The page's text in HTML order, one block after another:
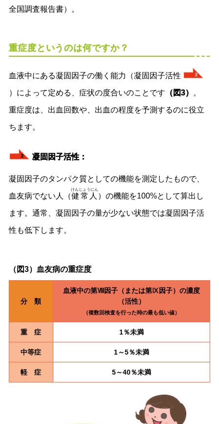
全国調査報告書）。
重症度というのは何ですか？
血液中にある凝固因子の働く能力（凝固因子活性 2
）によって定める、症状の度合いのことです （図3） 。
重症度は、出血回数や、出血の程度を予測するのに役立
ちます。
2 凝固因子活性：
凝固因子のタンパク質としての機能を測定したもので、
血友病でない人（健常人
けんじょうにん
）の機能を100%として算出し
ます。通常、凝固因子の量が少ない状態では凝固因子活
性も低下します。
（図3）血友病の重症度
分 類
血液中の第Ⅷ因子（または第Ⅸ因子）の濃度
（活性）
（複数回検査を行った時の最も低い値）
重 症 1％未満
中等症 1～5％未満
軽 症 5～40％未満